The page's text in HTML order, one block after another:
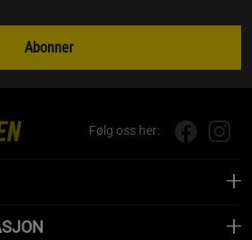
Abonner
Følg oss her: